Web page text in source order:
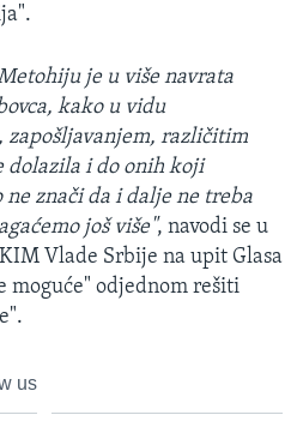
je u više navrata
kako u vidu
različitim
dolazila i do onih koji
znači da i dalje ne treba
još više", navodi se u
Vlade Srbije na upit Glasa
moguće" odjednom rešiti
us